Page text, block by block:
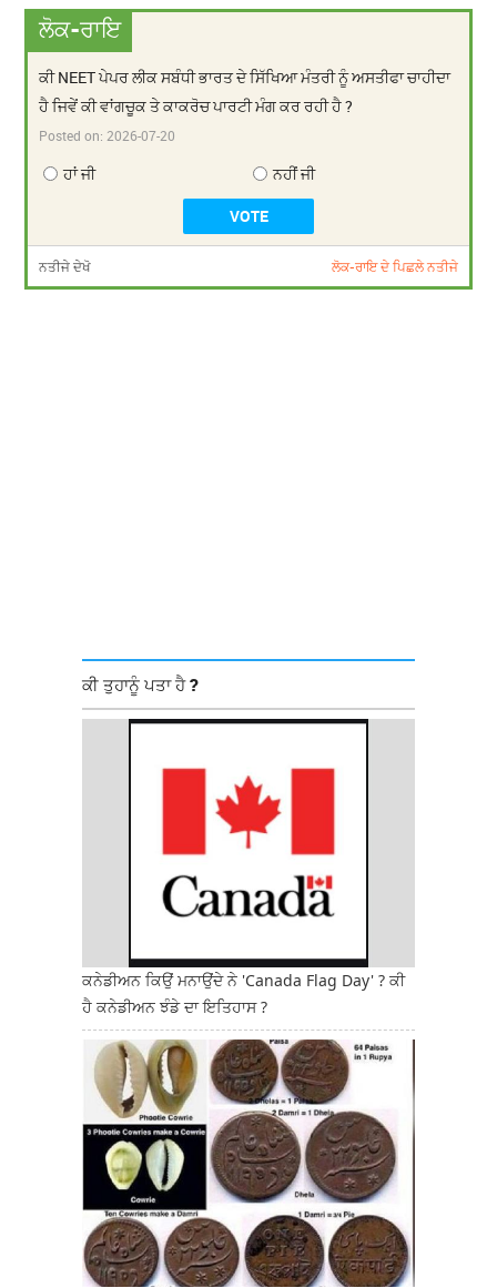
ਲੋਕ-ਰਾਇ
ਕੀ NEET ਪੇਪਰ ਲੀਕ ਸਬੰਧੀ ਭਾਰਤ ਦੇ ਸਿੱਖਿਆ ਮੰਤਰੀ ਨੂੰ ਅਸਤੀਫਾ ਚਾਹੀਦਾ
ਹੈ ਜਿਵੇਂ ਕੀ ਵਾਂਗਚੂਕ ਤੇ ਕਾਕਰੋਚ ਪਾਰਟੀ ਮੰਗ ਕਰ ਰਹੀ ਹੈ ?
Posted on: 2026-07-20
ਹਾਂ ਜੀ ਨਹੀਂ ਜੀ
ਨਤੀਜੇ ਦੇਖੋ ਲੋਕ-ਰਾਇ ਦੇ ਪਿਛਲੇ ਨਤੀਜੇ
ਕੀ ਤੁਹਾਨੂੰ ਪਤਾ ਹੈ ?
ਕਨੇਡੀਅਨ ਕਿਉਂ ਮਨਾਉਂਦੇ ਨੇ 'Canada Flag Day' ? ਕੀ
ਹੈ ਕਨੇਡੀਅਨ ਝੰਡੇ ਦਾ ਇਤਿਹਾਸ ?